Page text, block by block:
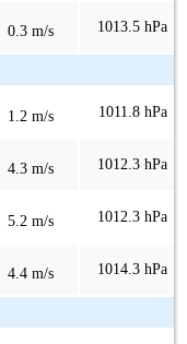
0.3 m/s 1013.5 hPa
1.2 m/s 1011.8 hPa
4.3 m/s 1012.3 hPa
5.2 m/s 1012.3 hPa
4.4 m/s 1014.3 hPa